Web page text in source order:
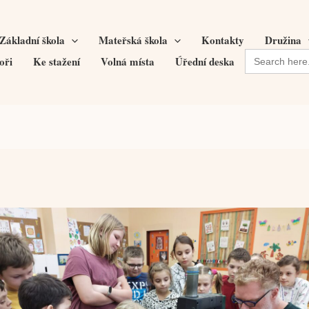
Základní škola Mateřská škola Kontakty
Družina
Ke stažení Volná místa Úřední deska Search
for: